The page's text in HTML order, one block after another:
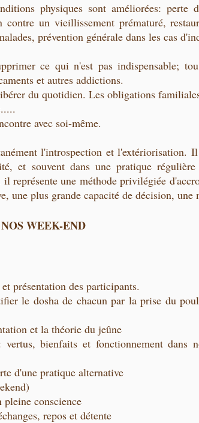
physiques sont améliorées:
contre un vieillissement prématuré,
prévention générale dans les cas
ce qui n'est pas indispensable;
et autres addictions.
du quotidien. Les obligations
avec soi-même.
l'introspection et l'extériorisation.
et souvent dans une pratique
représente une méthode privilégiée
une plus grande capacité de décision,
WEEK-END
présentation des participants.
le dosha de chacun par la prise du
et la théorie du jeûne
bienfaits et fonctionnement dans
d'une pratique alternative
conscience
repos et détente